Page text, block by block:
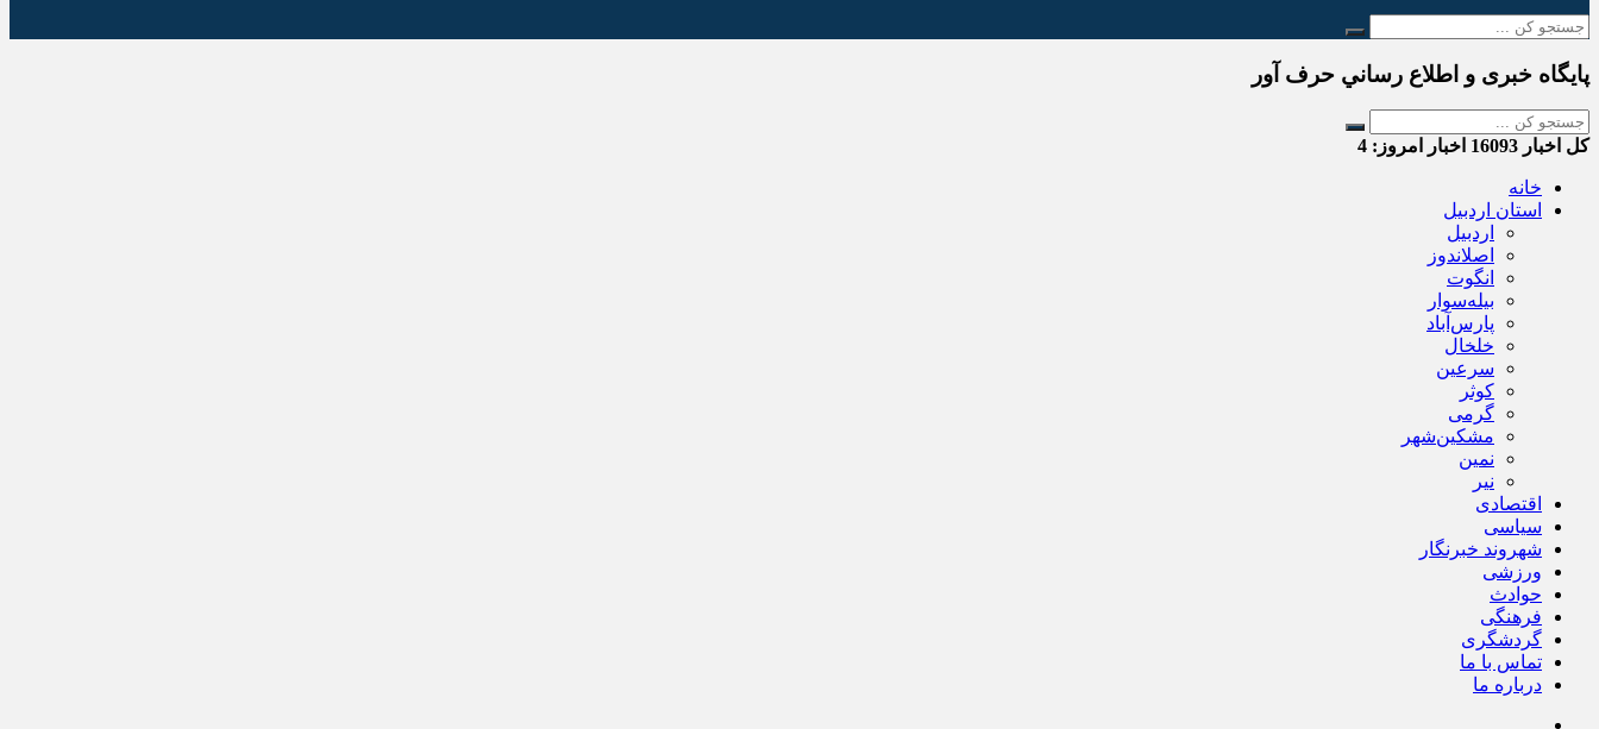
پایگاه خبری و اطلاع رساني حرف آور
کل اخبار اخبار امروز: 4
خانه
استان اردبیل
اردبیل
اصلاندوز
انگوت
بیله‌سوار
پارس‌آباد
خلخال
سرعین
کوثر
گرمی
مشکین‌شهر
نمین
نیر
اقتصادی
سیاسی
شهروند خبرنگار
ورزشی
حوادث
فرهنگی
گردشگری
تماس با ما
درباره ما